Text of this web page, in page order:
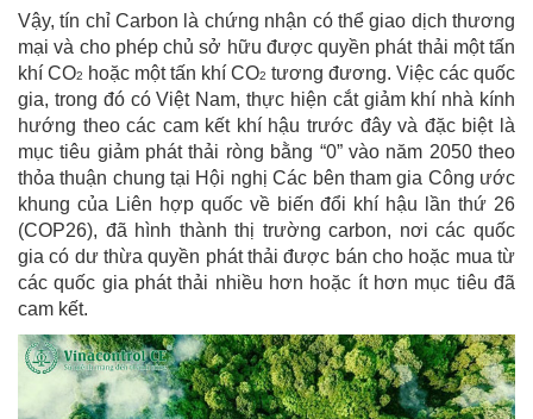
Vậy, tín chỉ Carbon là chứng nhận có thể giao dịch thương
mại và cho phép chủ sở hữu được quyền phát thải một tấn
khí CO2 hoặc một tấn khí CO2 tương đương. Việc các quốc
gia, trong đó có Việt Nam, thực hiện cắt giảm khí nhà kính
hướng theo các cam kết khí hậu trước đây và đặc biệt là
mục tiêu giảm phát thải ròng bằng “0” vào năm 2050 theo
thỏa thuận chung tại Hội nghị Các bên tham gia Công ước
khung của Liên hợp quốc về biến đổi khí hậu lần thứ 26
(COP26), đã hình thành thị trường carbon, nơi các quốc
gia có dư thừa quyền phát thải được bán cho hoặc mua từ
các quốc gia phát thải nhiều hơn hoặc ít hơn mục tiêu đã
cam kết.